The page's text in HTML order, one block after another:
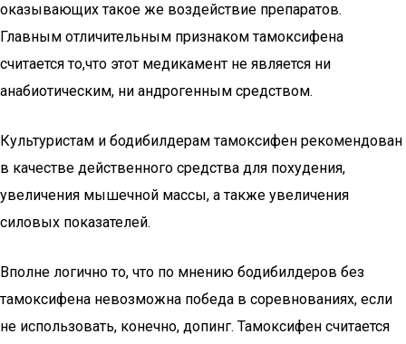
оказывающих такое же воздействие препаратов.
Главным отличительным признаком тамоксифена
считается то,что этот медикамент не является ни
анабиотическим, ни андрогенным средством.
Культуристам и бодибилдерам тамоксифен рекомендован
в качестве действенного средства для похудения,
увеличения мышечной массы, а также увеличения
силовых показателей.
Вполне логично то, что по мнению бодибилдеров без
тамоксифена невозможна победа в соревнованиях, если
не использовать, конечно, допинг. Тамоксифен считается